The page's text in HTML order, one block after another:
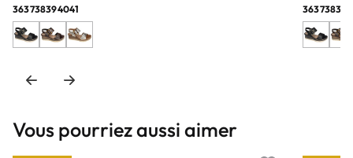
363738394041 36373839
Vous pourriez aussi aimer